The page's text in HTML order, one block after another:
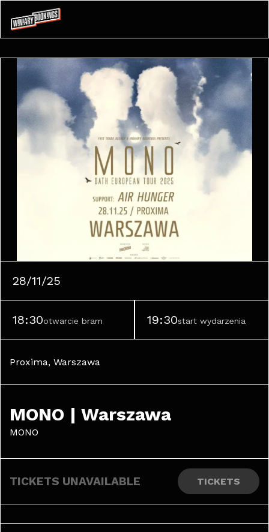
28/11/25
18:30otwarcie bram 19:30start wydarzenia
Proxima, Warszawa
MONO | Warszawa
MONO
TICKETS UNAVAILABLE TICKETS